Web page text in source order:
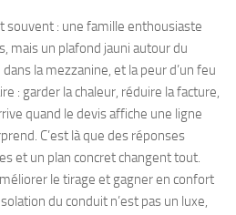
souvent : une famille enthousiaste
mais un plafond jauni autour du
la mezzanine, et la peur d’un feu
: garder la chaleur, réduire la facture,
quand le devis affiche une ligne
C’est là que des réponses
et un plan concret changent tout.
le tirage et gagner en confort
du conduit n’est pas un luxe,